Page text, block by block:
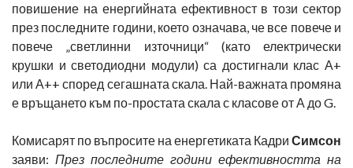
повишение на енергийната ефективност в този сектор
през последните години, което означава, че все повече и
повече „светлинни източници“ (като електрически
крушки и светодиодни модули) са достигнали клас А+
или А++ според сегашната скала. Най-важната промяна
е връщането към по-простата скала с класове от А до G.
Комисарят по въпросите на енергетиката Кадри Симсон
заяви: През последните години ефективността на